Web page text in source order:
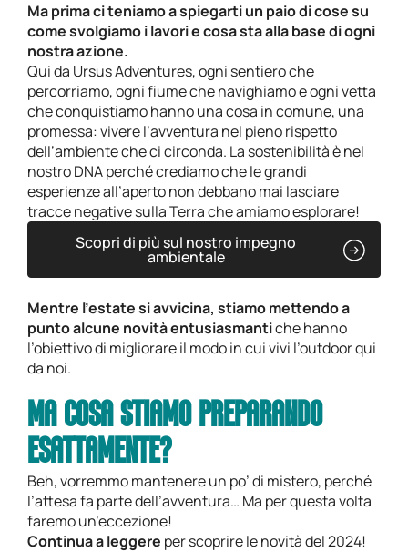
Ma prima ci teniamo a spiegarti un paio di cose su
come svolgiamo i lavori e cosa sta alla base di ogni
nostra azione.
Qui da Ursus Adventures, ogni sentiero che
percorriamo, ogni fiume che navighiamo e ogni vetta
che conquistiamo hanno una cosa in comune, una
promessa: vivere l’avventura nel pieno rispetto
dell’ambiente che ci circonda. La sostenibilità è nel
nostro DNA perché crediamo che le grandi
esperienze all’aperto non debbano mai lasciare
tracce negative sulla Terra che amiamo esplorare!
Scopri di più sul nostro impegno
ambientale
Mentre l’estate si avvicina, stiamo mettendo a
punto alcune novità entusiasmantiche hanno
l’obiettivo di migliorare il modo in cui vivi l’outdoor qui
da noi.
MA COSA STIAMO PREPARANDO
ESATTAMENTE?
Beh, vorremmo mantenere un po’ di mistero, perché
l’attesa fa parte dell’avventura… Ma per questa volta
faremo un’eccezione!
Continua a leggere per scoprire le novità del 2024!